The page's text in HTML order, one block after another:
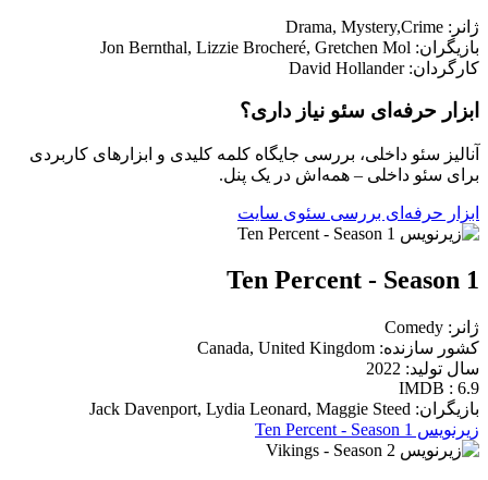
ژانر: Drama, Mystery,Crime
بازیگران: Jon Bernthal, Lizzie Brocheré, Gretchen Mol
کارگردان: David Hollander
ابزار حرفه‌ای سئو نیاز داری؟
آنالیز سئو داخلی، بررسی جایگاه کلمه کلیدی و ابزارهای کاربردی
برای سئو داخلی – همه‌اش در یک پنل.
ابزار حرفه‌ای بررسی سئوی سایت
Ten Percent - Season 1
ژانر: Comedy
کشور سازنده: Canada, United Kingdom
سال تولید: 2022
IMDB : 6.9
بازیگران: Jack Davenport, Lydia Leonard, Maggie Steed
زیرنویس Ten Percent - Season 1